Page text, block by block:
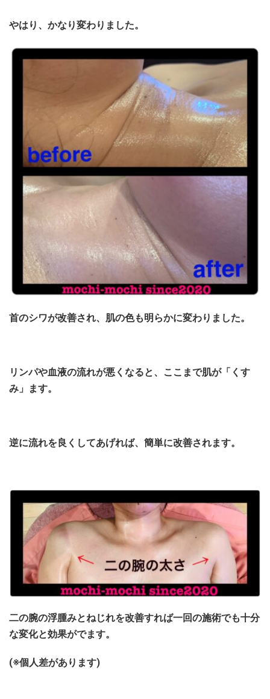
やはり、かなり変わりました。
首のシワが改善され、肌の色も明らかに変わりました。
リンパや血液の流れが悪くなると、ここまで肌が「くす
み」ます。
逆に流れを良くしてあげれば、簡単に改善されます。
二の腕の浮腫みとねじれを改善すれば一回の施術でも十分
な変化と効果がでます。
(※個人差があります)